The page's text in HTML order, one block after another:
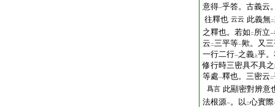
意得一乎答。古義云
往釋也 云云 此義無二
之釋也。若如 二 所立一
云 二三平等一歟。又
一行二行一之義 上乎
修行時三密具不具
等處一釋也。三密云 二
爲言 此顯密對辨意
法根源一。以 二心實際